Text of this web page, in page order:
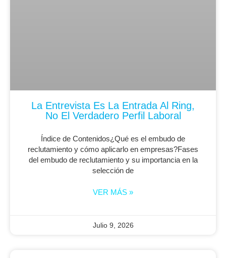
La Entrevista Es La Entrada Al Ring,
No El Verdadero Perfil Laboral
Índice de Contenidos¿Qué es el embudo de
reclutamiento y cómo aplicarlo en empresas?Fases
del embudo de reclutamiento y su importancia en la
selección de
VER MÁS »
Julio 9, 2026